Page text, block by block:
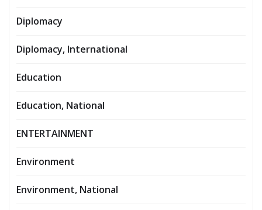
Diplomacy
Diplomacy, International
Education
Education, National
ENTERTAINMENT
Environment
Environment, National